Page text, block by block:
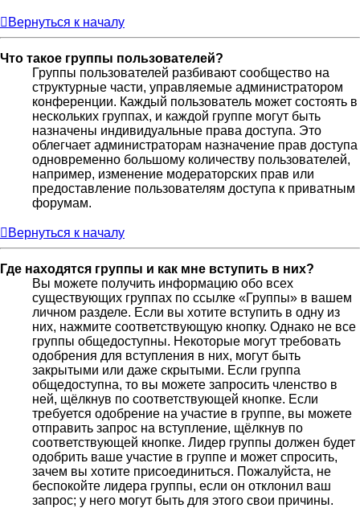
Вернуться к началу
Что такое группы пользователей?
Группы пользователей разбивают сообщество на
структурные части, управляемые администратором
конференции. Каждый пользователь может состоять в
нескольких группах, и каждой группе могут быть
назначены индивидуальные права доступа. Это
облегчает администраторам назначение прав доступа
одновременно большому количеству пользователей,
например, изменение модераторских прав или
предоставление пользователям доступа к приватным
форумам.
Вернуться к началу
Где находятся группы и как мне вступить в них?
Вы можете получить информацию обо всех
существующих группах по ссылке «Группы» в вашем
личном разделе. Если вы хотите вступить в одну из
них, нажмите соответствующую кнопку. Однако не все
группы общедоступны. Некоторые могут требовать
одобрения для вступления в них, могут быть
закрытыми или даже скрытыми. Если группа
общедоступна, то вы можете запросить членство в
ней, щёлкнув по соответствующей кнопке. Если
требуется одобрение на участие в группе, вы можете
отправить запрос на вступление, щёлкнув по
соответствующей кнопке. Лидер группы должен будет
одобрить ваше участие в группе и может спросить,
зачем вы хотите присоединиться. Пожалуйста, не
беспокойте лидера группы, если он отклонил ваш
запрос; у него могут быть для этого свои причины.